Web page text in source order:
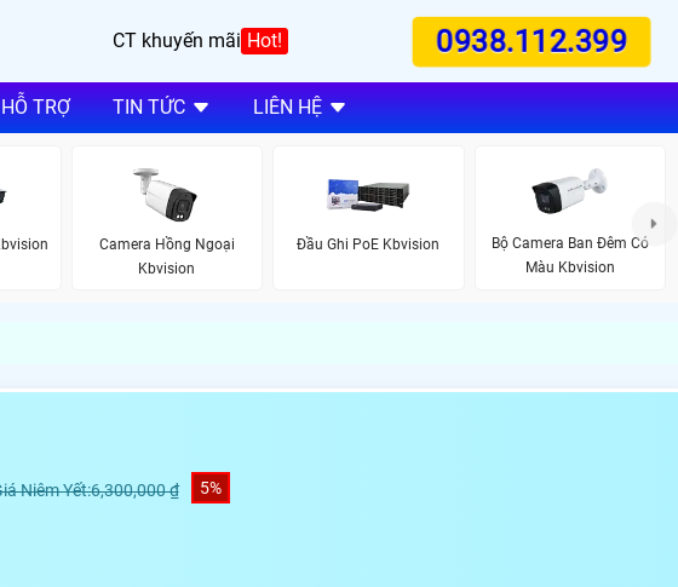
CT khuyến mãi Hot! 0938.112.399
HỖ TRỢ TIN TỨC LIÊN HỆ
Camera Hồng Ngoại
Kbvision
Đầu Ghi PoE Kbvision
Bộ Camera Ban Đêm Có
Màu Kbvision
Niêm Yết:6,300,000 ₫ 5%